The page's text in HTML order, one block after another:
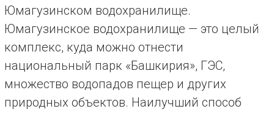
Юмагузинском водохранилище.
Юмагузинское водохранилище — это целый
комплекс, куда можно отнести
национальный парк «Башкирия», ГЭС,
множество водопадов пещер и других
природных объектов. Наилучший способ